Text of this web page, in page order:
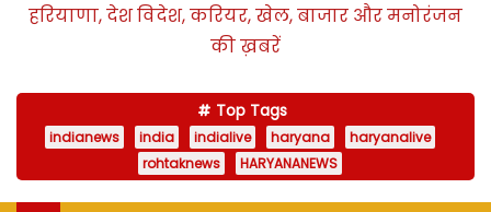
हरियाणा, देश विदेश, करियर, खेल, बाजार और मनोरंजन
की ख़बरें
Top Tags
indianews india indialive haryana
haryanalive
rohtaknews
HARYANANEWS